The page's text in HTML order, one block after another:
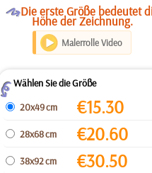
ODie erste Größe bedeutet
Höhe der Zeichnung.
Malerrolle Video
ZWählen Sie die Größe
20x49 cm
€15.30
28x68 cm €20.60
38x92 cm €30.50